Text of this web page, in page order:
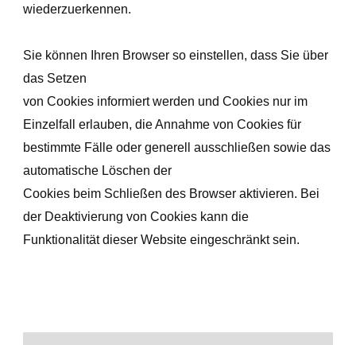
wiederzuerkennen.
Sie können Ihren Browser so einstellen, dass Sie über
das Setzen
von Cookies informiert werden und Cookies nur im
Einzelfall erlauben, die Annahme von Cookies für
bestimmte Fälle oder generell ausschließen sowie das
automatische Löschen der
Cookies beim Schließen des Browser aktivieren. Bei
der Deaktivierung von Cookies kann die
Funktionalität dieser Website eingeschränkt sein.